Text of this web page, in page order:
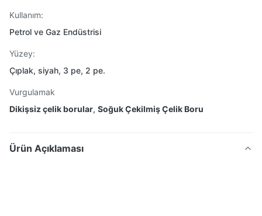
Kullanım:
Petrol ve Gaz Endüstrisi
Yüzey:
Çıplak, siyah, 3 pe, 2 pe.
Vurgulamak
Dikişsiz çelik borular, Soğuk Çekilmiş Çelik Boru
Ürün Açıklaması